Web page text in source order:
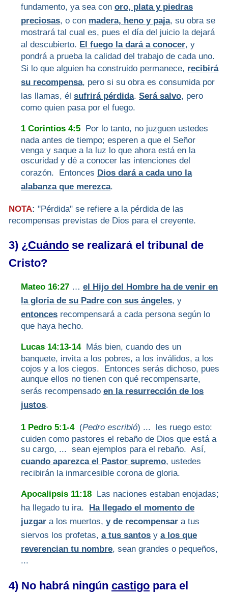
fundamento, ya sea con oro, plata y piedras
preciosas, o con madera, heno y paja, su obra se
mostrará tal cual es, pues el día del juicio la dejará
al descubierto. El fuego la dará a conocer, y
pondrá a prueba la calidad del trabajo de cada uno.
Si lo que alguien ha construido permanece, recibirá
su recompensa, pero si su obra es consumida por
las llamas, él sufrirá pérdida. Será salvo, pero
como quien pasa por el fuego.
1 Corintios 4:5 Por lo tanto, no juzguen ustedes
nada antes de tiempo; esperen a que el Señor
venga y saque a la luz lo que ahora está en la
oscuridad y dé a conocer las intenciones del
corazón. Entonces Dios dará a cada uno la
alabanza que merezca.
NOTA: "Pérdida" se refiere a la pérdida de las
recompensas previstas de Dios para el creyente.
3) ¿Cuándo se realizará el tribunal de
Cristo?
Mateo 16:27 … el Hijo del Hombre ha de venir en
la gloria de su Padre con sus ángeles, y
entonces recompensará a cada persona según lo
que haya hecho.
Lucas 14:13-14Más bien, cuando des un
banquete, invita a los pobres, a los inválidos, a los
cojos y a los ciegos. Entonces serás dichoso, pues
aunque ellos no tienen con qué recompensarte,
serás recompensado en la resurrección de los
justos.
1 Pedro 5:1-4(Pedro escribió) ... les ruego esto:
cuiden como pastores el rebaño de Dios que está a
su cargo, ... sean ejemplos para el rebaño. Así,
cuando aparezca el Pastor supremo, ustedes
recibirán la inmarcesible corona de gloria.
Apocalipsis 11:18 Las naciones estaban enojadas;
ha llegado tu ira.
Ha llegado el momento de
juzgar a los muertos, y de recompensar a tus
siervos los profetas, a tus santos y a los que
reverencian tu nombre, sean grandes o pequeños,
...
4) No habrá ningún castigo para el